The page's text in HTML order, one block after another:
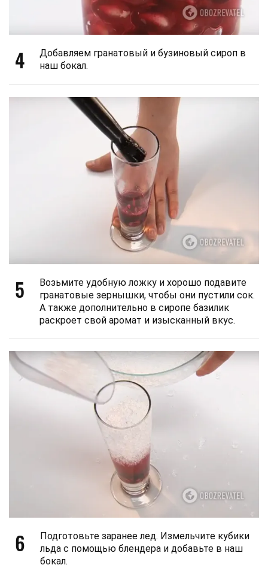
4
Добавляем гранатовый и бузиновый сироп в
наш бокал.
5
Возьмите удобную ложку и хорошо подавите
гранатовые зернышки, чтобы они пустили сок.
А также дополнительно в сиропе базилик
раскроет свой аромат и изысканный вкус.
6
Подготовьте заранее лед. Измельчите кубики
льда с помощью блендера и добавьте в наш
бокал.